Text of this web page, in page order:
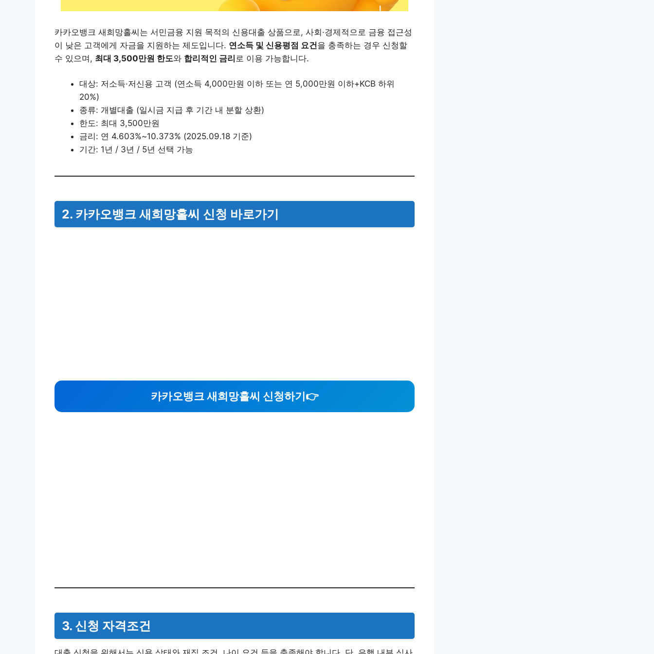
카카오뱅크 새희망홀씨는 서민금융 지원 목적의 신용대출 상품으로, 사회·경제적으로 금융 접근성
이 낮은 고객에게 자금을 지원하는 제도입니다. 연소득 및 신용평점 요건을 충족하는 경우 신청할
수 있으며, 최대 3,500만원 한도와 합리적인 금리 로 이용 가능합니다.
대상: 저소득·저신용 고객 (연소득 4,000만원 이하 또는 연 5,000만원 이하+KCB 하위
20%)
종류: 개별대출 (일시금 지급 후 기간 내 분할 상환)
한도: 최대 3,500만원
금리: 연 4.603%~10.373% (2025.09.18 기준)
기간: 1년 / 3년 / 5년 선택 가능
2. 카카오뱅크 새희망홀씨 신청 바로가기
카카오뱅크 새희망홀씨 신청하기 👉
3. 신청 자격조건